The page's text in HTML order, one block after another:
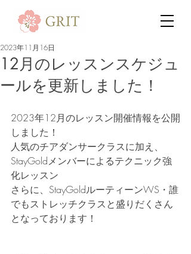
12月のレッスンスケジュ
ールを更新しました！
2023年11月16日
2023年12月のレッスン開催情報を公開
しました！
人気のチアダンサークラスに加え、
StayGoldメンバーによるテクニック強
化レッスン
さらに、StayGoldルーティーンWS・誰
でもストレッチクラスと盛りだくさん
となっております！